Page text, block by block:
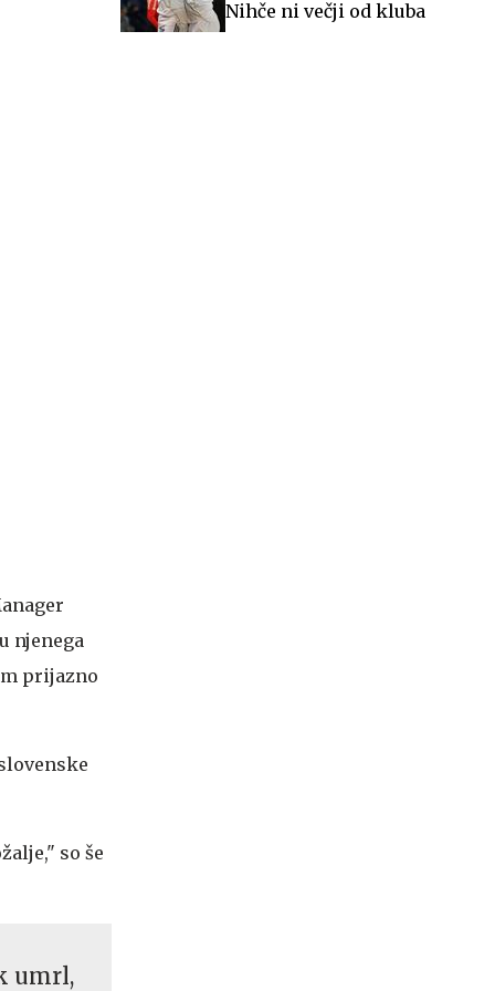
njenega
prijazno
so še
umrl,
Nihče ni večji od kluba